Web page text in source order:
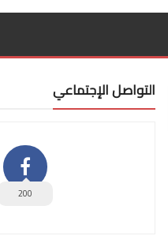
التواصل الإجتماعي
200